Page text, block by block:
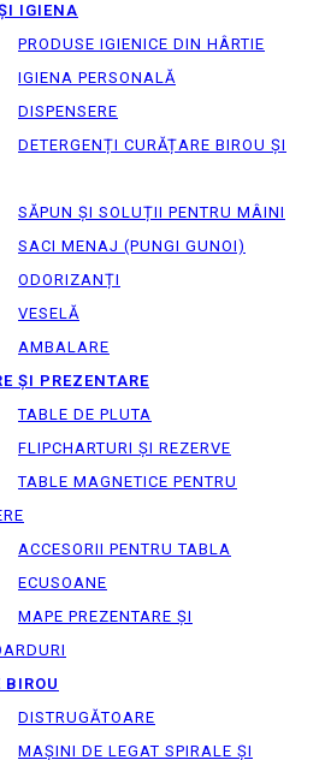
IGIENA
PRODUSE IGIENICE DIN HÂRTIE
IGIENA PERSONALĂ
DISPENSERE
DETERGENȚI CURĂȚARE BIROU ȘI
SĂPUN ȘI SOLUȚII PENTRU MÂINI
SACI MENAJ (PUNGI GUNOI)
ODORIZANȚI
VESELĂ
AMBALARE
ȘI PREZENTARE
TABLE DE PLUTA
FLIPCHARTURI ȘI REZERVE
TABLE MAGNETICE PENTRU
ACCESORII PENTRU TABLA
ECUSOANE
MAPE PREZENTARE ȘI
DISTRUGĂTOARE
MAȘINI DE LEGAT SPIRALE ȘI